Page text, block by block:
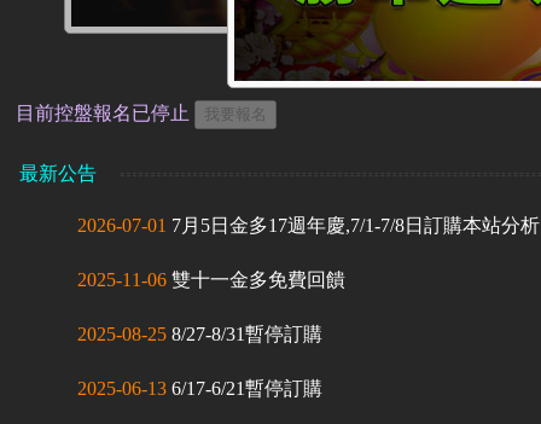
目前控盤報名已停止
最新公告
2026-07-01 7月5日金多17週年慶,7/1-7/8日訂購本站分
2025-11-06 雙十一金多免費回饋
2025-08-25 8/27-8/31暫停訂購
2025-06-13 6/17-6/21暫停訂購